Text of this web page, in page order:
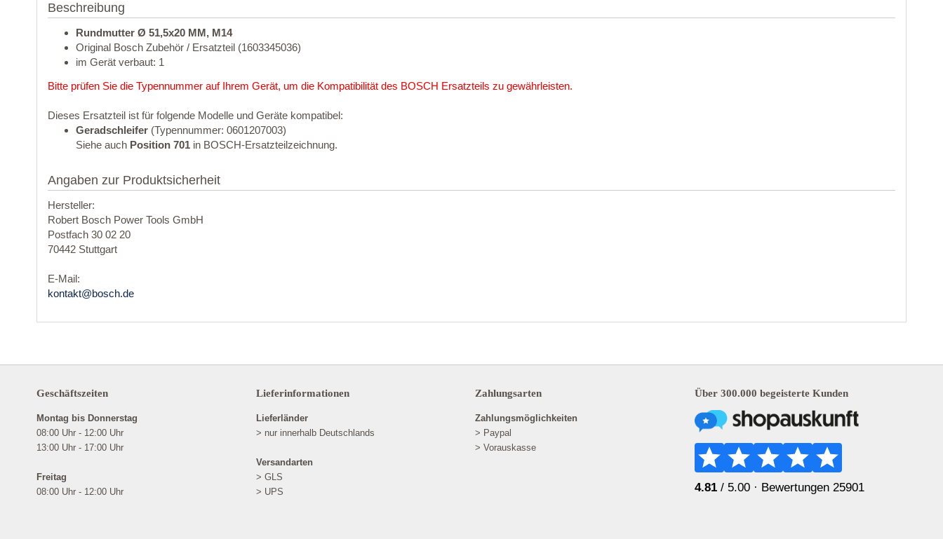
Beschreibung
Rundmutter Ø 51,5x20 MM, M14
Original Bosch Zubehör / Ersatzteil (1603345036)
im Gerät verbaut: 1
Bitte prüfen Sie die Typennummer auf Ihrem Gerät, um die Kompatibilität des BOSCH Ersatzteils zu gewährleisten.
Dieses Ersatzteil ist für folgende Modelle und Geräte kompatibel:
Geradschleifer (Typennummer: 0601207003)
Siehe auch Position 701 in BOSCH-Ersatzteilzeichnung.
Angaben zur Produktsicherheit
Hersteller:
Robert Bosch Power Tools GmbH
Postfach 30 02 20
70442 Stuttgart
E-Mail:
kontakt@bosch.de
Geschäftszeiten
Montag bis Donnerstag
08:00 Uhr - 12:00 Uhr
13:00 Uhr - 17:00 Uhr
Freitag
08:00 Uhr - 12:00 Uhr
Lieferinformationen
Lieferländer
> nur innerhalb Deutschlands
Versandarten
> GLS
> UPS
Zahlungsarten
Zahlungsmöglichkeiten
> Paypal
> Vorauskasse
Über 300.000 begeisterte Kunden
4.81 / 5.00 · Bewertungen 25901